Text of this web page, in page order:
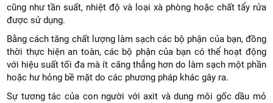
cũng như tần suất, nhiệt độ và loại xà phòng hoặc chất tẩy rửa
được sử dụng.
Bằng cách tăng chất lượng làm sạch các bộ phận của bạn, đồng
thời thực hiện an toàn, các bộ phận của bạn có thể hoạt động
với hiệu suất tối đa mà ít căng thẳng hơn do làm sạch một phần
hoặc hư hỏng bề mặt do các phương pháp khác gây ra.
Sự tương tác của con người với axit và dung môi gốc dầu mỏ